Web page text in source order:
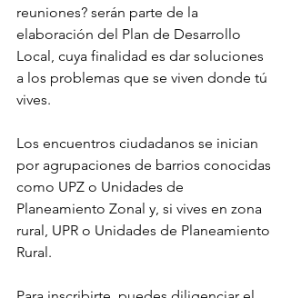
reuniones? serán parte de la
elaboración del Plan de Desarrollo
Local, cuya finalidad es dar soluciones
a los problemas que se viven donde tú
vives.
Los encuentros ciudadanos se inician
por agrupaciones de barrios conocidas
como UPZ o Unidades de
Planeamiento Zonal y, si vives en zona
rural, UPR o Unidades de Planeamiento
Rural.